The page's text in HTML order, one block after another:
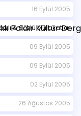
16 Eylül 2005
Paldır Kültür
& Sözlü Mülakatlar
09 Eylül 2005
09 Eylül 2005
02 Eylül 2005
26 Ağustos 2005